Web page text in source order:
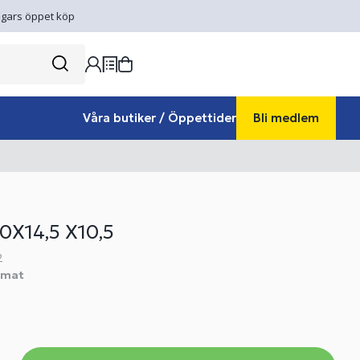
öppet köp
Våra butiker / Öppettider Bli medlem
X10,5